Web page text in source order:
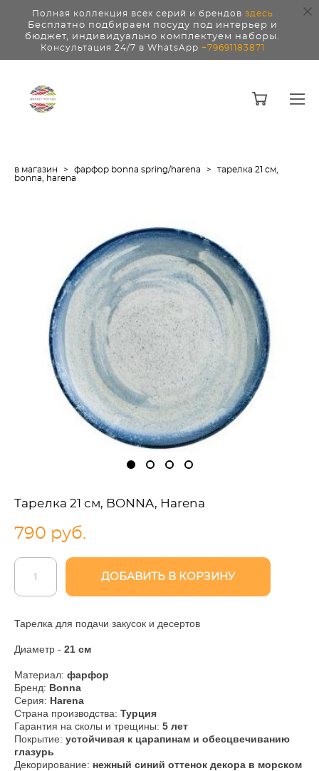
Полная коллекция всех серий и брендов здесь
Бесплатно подбираем посуду под интерьер и
бюджет, индивидуально комплектуем наборы.
Консультация 24/7 в WhatsApp +79691183871
в магазин > фарфор bonna spring/harena >
тарелка 21 см,
bonna, harena
Тарелка 21 см, BONNA, Harena
790 pуб.
ДОБАВИТЬ В КОРЗИНУ
Тарелка для подачи закусок и десертов
Диаметр - 21 см
Материал: фарфор
Бренд: Bonna
Серия: Harena
Страна производства: Турция
Гарантия на сколы и трещины: 5 лет
Покрытие: устойчивая к царапинам и обесцвечиванию
глазурь
Декорирование: нежный синий оттенок декора в морском